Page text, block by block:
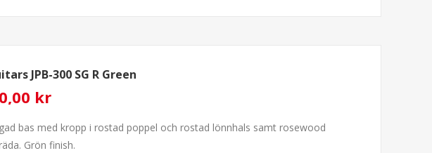
JPB-300 SG R Green
kr
bas med kropp i rostad poppel och rostad lönnhals samt rosewood
Grön finish.